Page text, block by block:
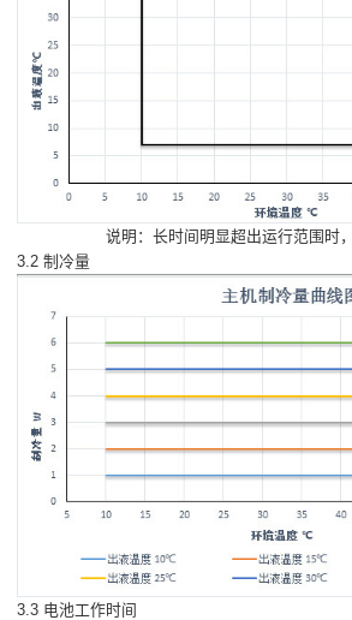
说明：长时间明显超出运行范围时
3.2 制冷量
3.3 电池工作时间